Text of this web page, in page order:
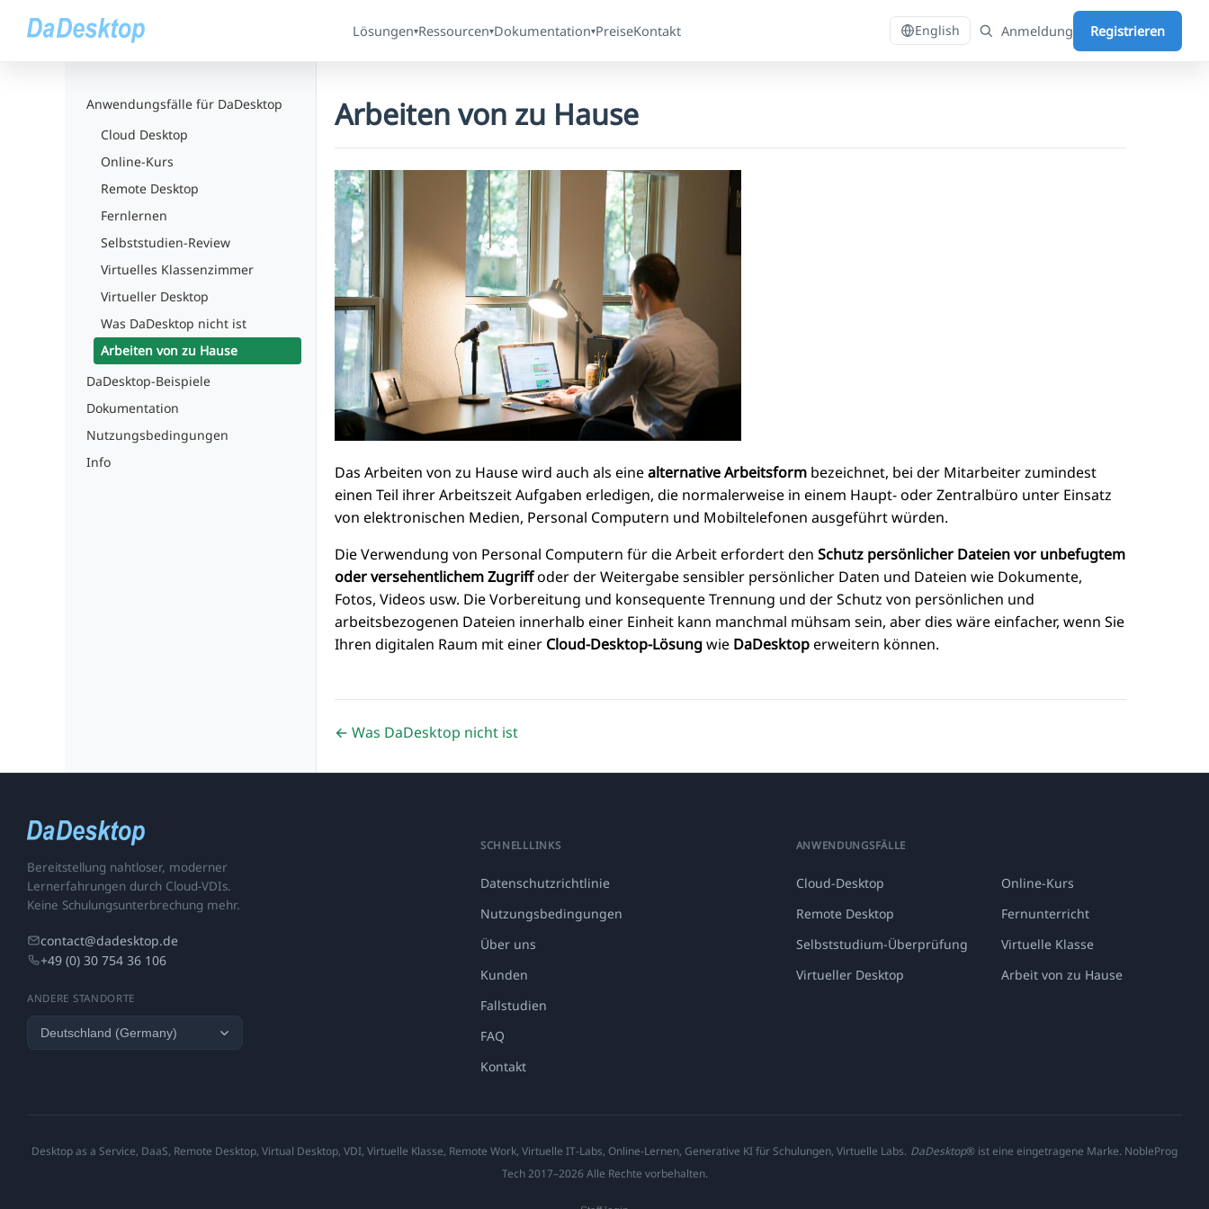
Lösungen▾Ressourcen▾Dokumentation▾PreiseKontakt English Anmeldung Registrieren
Anwendungsfälle für DaDesktop
Cloud Desktop
Online-Kurs
Remote Desktop
Fernlernen
Selbststudien-Review
Virtuelles Klassenzimmer
Virtueller Desktop
Was DaDesktop nicht ist
Arbeiten von zu Hause
DaDesktop-Beispiele
Dokumentation
Nutzungsbedingungen
Info
Arbeiten von zu Hause
Das Arbeiten von zu Hause wird auch als einealternative Arbeitsform bezeichnet, bei der Mitarbeiter zumindest
einen Teil ihrer Arbeitszeit Aufgaben erledigen, die normalerweise in einem Haupt- oder Zentralbüro unter Einsatz
von elektronischen Medien, Personal Computern und Mobiltelefonen ausgeführt würden.
Die Verwendung von Personal Computern für die Arbeit erfordert den Schutz persönlicher Dateien vor unbefugtem
oder versehentlichem Zugriffoder der Weitergabe sensibler persönlicher Daten und Dateien wie Dokumente,
Fotos, Videos usw. Die Vorbereitung und konsequente Trennung und der Schutz von persönlichen und
arbeitsbezogenen Dateien innerhalb einer Einheit kann manchmal mühsam sein, aber dies wäre einfacher, wenn Sie
Ihren digitalen Raum mit einer Cloud-Desktop-Lösungwie DaDesktoperweitern können.
← Was DaDesktop nicht ist
Bereitstellung nahtloser, moderner
Lernerfahrungen durch Cloud-VDIs.
Keine Schulungsunterbrechung mehr.
contact@dadesktop.de
+49 (0) 30 754 36 106
ANDERE STANDORTE
SCHNELLLINKS
Datenschutzrichtlinie
Nutzungsbedingungen
Über uns
Kunden
Fallstudien
FAQ
Kontakt
ANWENDUNGSFÄLLE
Cloud-Desktop
Online-Kurs
Remote Desktop
Fernunterricht
Selbststudium-Überprüfung
Virtuelle Klasse
Virtueller Desktop
Arbeit von zu Hause
Desktop as a Service, DaaS, Remote Desktop, Virtual Desktop, VDI, Virtuelle Klasse, Remote Work, Virtuelle IT-Labs, Online-Lernen, Generative KI für Schulungen, Virtuelle Labs. DaDesktop® ist eine eingetragene Marke. NobleProg
Tech 2017–2026 Alle Rechte vorbehalten.